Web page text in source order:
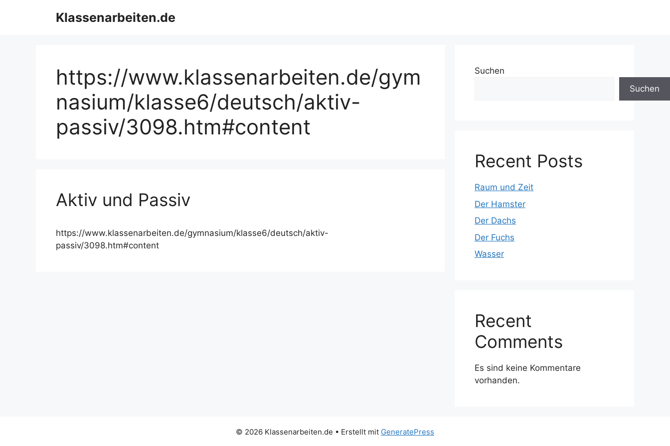
Klassenarbeiten.de
https://www.klassenarbeiten.de/gym
nasium/klasse6/deutsch/aktiv-
passiv/3098.htm#content
Aktiv und Passiv
https://www.klassenarbeiten.de/gymnasium/klasse6/deutsch/aktiv-
passiv/3098.htm#content
Suchen
Suchen
Recent Posts
Raum und Zeit
Der Hamster
Der Dachs
Der Fuchs
Wasser
Recent
Comments
Es sind keine Kommentare
vorhanden.
© 2026 Klassenarbeiten.de • Erstellt mit GeneratePress